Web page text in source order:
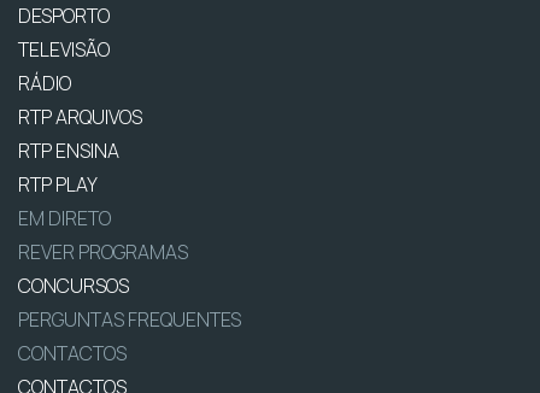
DESPORTO
TELEVISÃO
RÁDIO
RTP ARQUIVOS
RTP ENSINA
RTP PLAY
EM DIRETO
REVER PROGRAMAS
CONCURSOS
PERGUNTAS FREQUENTES
CONTACTOS
CONTACTOS